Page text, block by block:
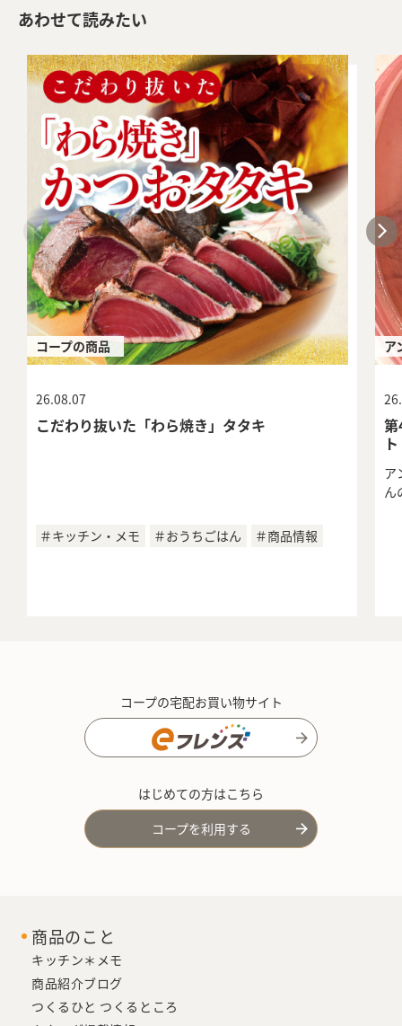
あわせて読みたい
コープの商品
26.08.07
こだわり抜いた「わら焼き」タタキ
＃キッチン・メモ ＃おうちごはん ＃商品情報
ア
ト
ア
ん
コープの宅配お買い物サイト
はじめての方はこちら
コープを利用する
商品のこと
キッチン＊メモ
商品紹介ブログ
つくるひと つくるところ